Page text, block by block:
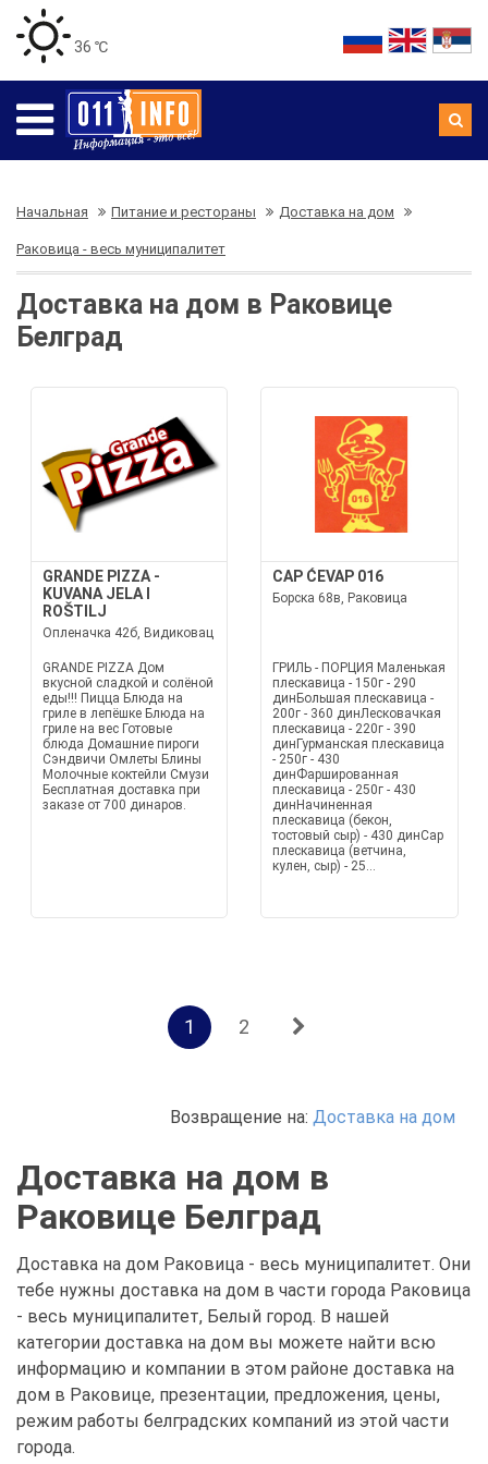
36 ℃
Начальная Питание и рестораны Доставка на дом
Раковица - весь муниципалитет
Доставка на дом в Раковице
Белград
GRANDE PIZZA -
KUVANA JELA I
ROŠTILJ
Опленачка 42б, Видиковац
GRANDE PIZZA Дом
вкусной сладкой и солёной
еды!!! Пицца Блюда на
гриле в лепёшке Блюда на
гриле на вес Готовые
блюда Домашние пироги
Сэндвичи Омлеты Блины
Молочные коктейли Смузи
Бесплатная доставка при
заказе от 700 динаров.
CAP ĆEVAP 016
Борска 68в, Раковица
ГРИЛЬ - ПОРЦИЯ Маленькая
плескавица - 150г - 290
динБольшая плескавица -
200г - 360 динЛесковачкая
плескавица - 220г - 390
динГурманская плескавица
- 250г - 430
динФаршированная
плескавица - 250г - 430
динНачиненная
плескавица (бекон,
тостовый сыр) - 430 динCap
плескавица (ветчина,
кулен, сыр) - 25...
1 2
Возвращение на: Доставка на дом
Доставка на дом в
Раковице Белград
Доставка на дом Раковица - весь муниципалитет. Они
тебе нужны доставка на дом в части города Раковица
- весь муниципалитет, Белый город. В нашей
категории доставка на дом вы можете найти всю
информацию и компании в этом районе доставка на
дом в Раковице, презентации, предложения, цены,
режим работы белградских компаний из этой части
города.